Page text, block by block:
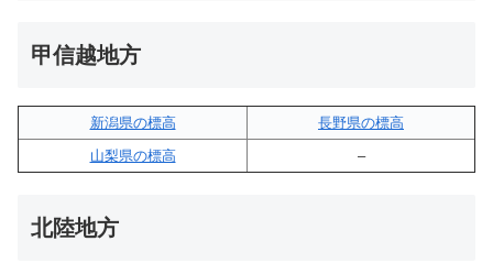
甲信越地方
新潟県の標高
長野県の標高
山梨県の標高
–
北陸地方